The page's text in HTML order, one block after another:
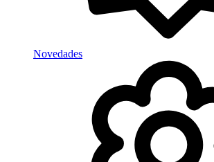
Novedades